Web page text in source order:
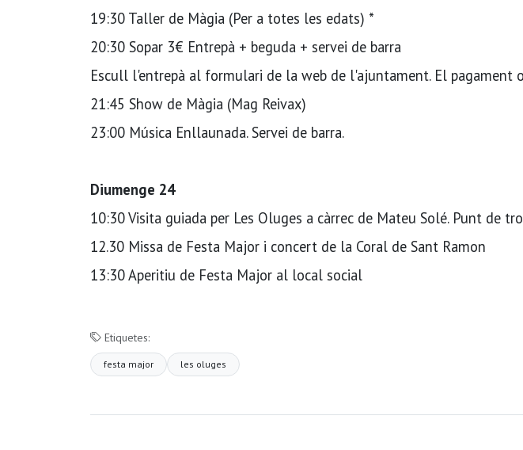
19:30 Taller de Màgia (Per a totes les edats) *
20:30 Sopar 3€ Entrepà + beguda + servei de barra
Escull l'entrepà al formulari de la web de l'ajuntament. El pagament
21:45 Show de Màgia (Mag Reivax)
23:00 Música Enllaunada. Servei de barra.
Diumenge 24
10:30 Visita guiada per Les Oluges a càrrec de Mateu Solé. Punt de
12.30 Missa de Festa Major i concert de la Coral de Sant Ramon
13:30 Aperitiu de Festa Major al local social
Etiquetes:
festa major les oluges